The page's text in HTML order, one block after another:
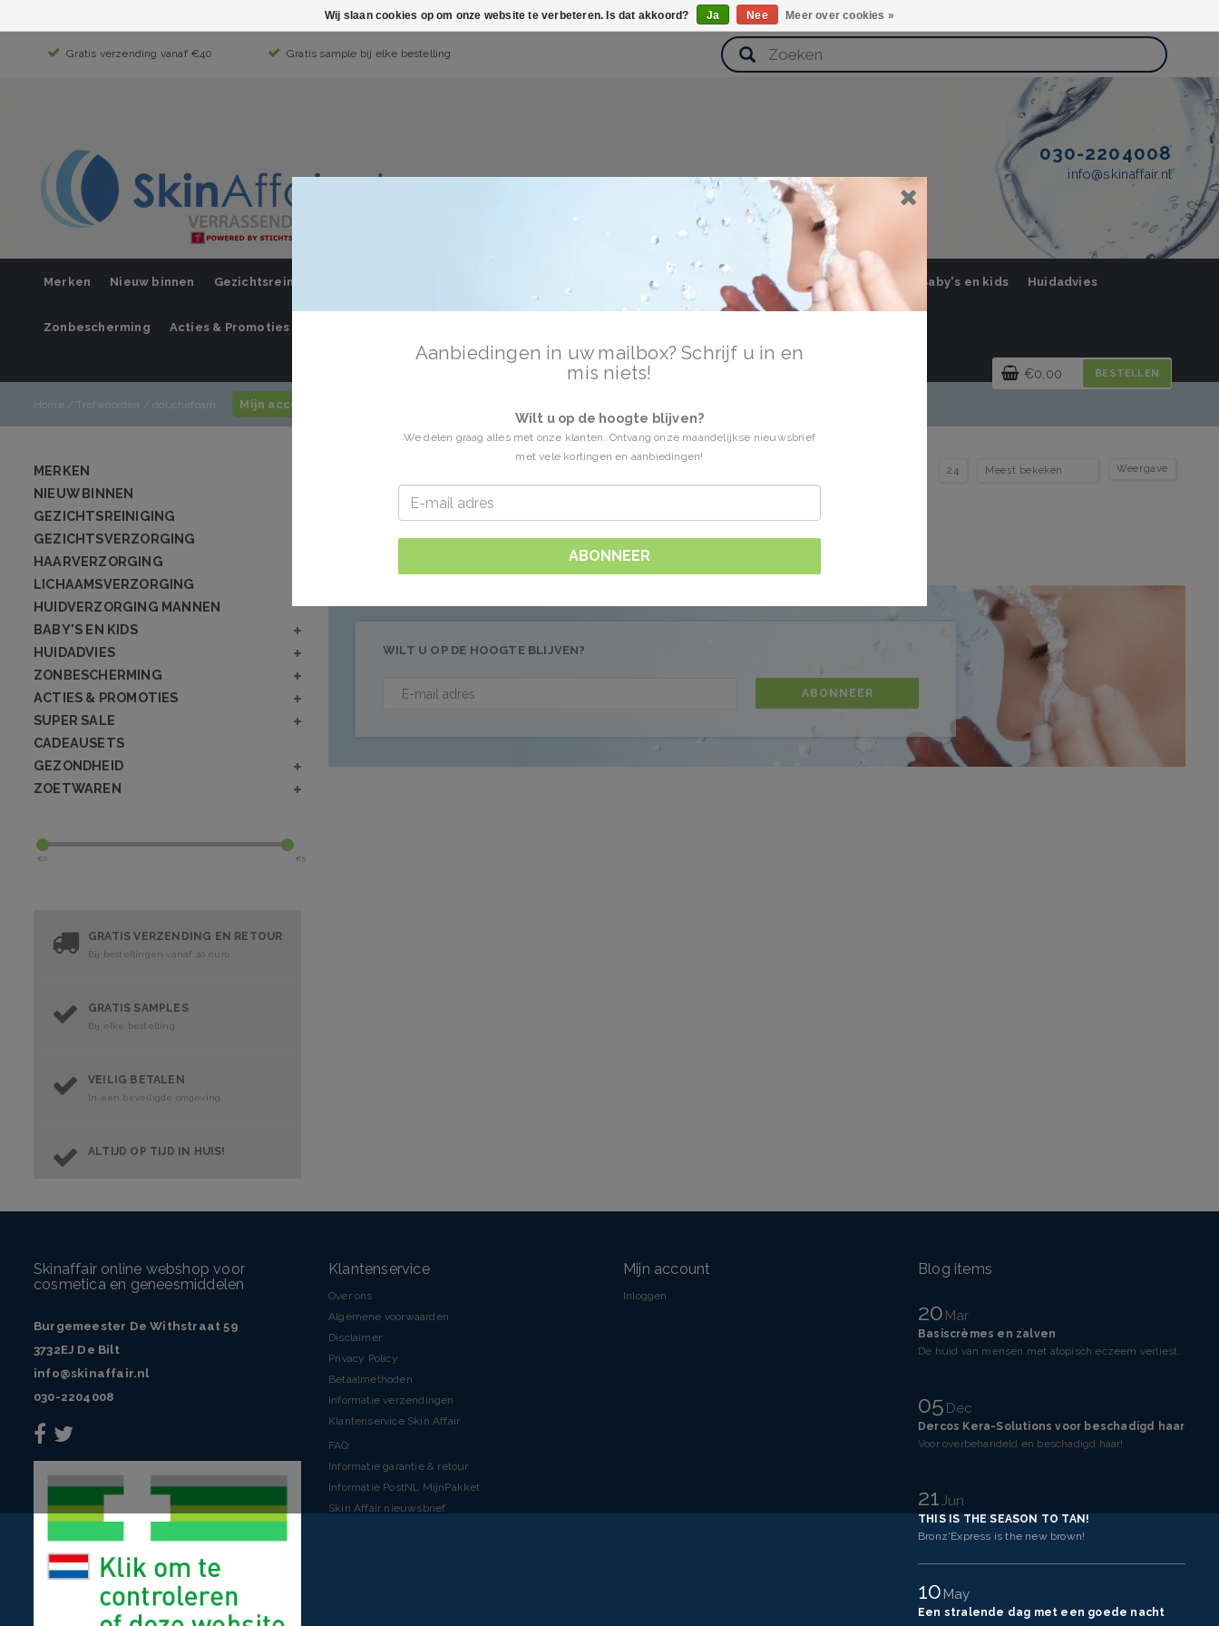
Gratis verzending vanaf €40 Gratis sample bij elke bestelling
030-2204008
info@skinaffair.nl
Merken Nieuw binnen Gezichtsreiniging Lichaamsverzorging Huidverzorging Mannen Baby's en kids Huidadvies
Zonbescherming Acties & Promoties
€0,00 BESTELLEN
Home/ Trefwoorden /douchefoam Mijn account / inloggen
MERKEN
NIEUW BINNEN
GEZICHTSREINIGING
GEZICHTSVERZORGING
HAARVERZORGING
LICHAAMSVERZORGING
HUIDVERZORGING MANNEN
BABY'S EN KIDS
HUIDADVIES
ZONBESCHERMING
ACTIES & PROMOTIES
SUPER SALE
CADEAUSETS
GEZONDHEID
ZOETWAREN
€0 €5
GRATIS VERZENDING EN RETOUR
Bij bestellingen vanaf 40 euro
GRATIS SAMPLES
Bij elke bestelling
VEILIG BETALEN
In een beveiligde omgeving
ALTIJD OP TIJD IN HUIS!
Producten getagd met douchefoam Weergave
Geen producten gevonden!...
WILT U OP DE HOOGTE BLIJVEN?
ABONNEER
Skinaffair online webshop voor
cosmetica en geneesmiddelen
Burgemeester De Withstraat 59
3732EJ De Bilt
info@skinaffair.nl
030-2204008
Klantenservice
Over ons
Algemene voorwaarden
Disclaimer
Privacy Policy
Betaalmethoden
Informatie verzendingen
Klantenservice Skin Affair
FAQ
Informatie garantie & retour
Informatie PostNL MijnPakket
Skin Affair nieuwsbrief
Mijn account
Inloggen
Blog items
20Mar
Basiscrèmes en zalven
De huid van mensen met atopisch eczeem verliest makkelijker vocht dan een gezonde huid. Dit komt doo
05Dec
Dercos Kera-Solutions voor beschadigd haar
Voor overbehandeld en beschadigd haar!
21Jun
THIS IS THE SEASON TO TAN!
Bronz'Express is the new brown!
10May
Een stralende dag met een goede nacht
Aanbiedingen in uw mailbox? Schrijf u in en
mis niets!
Wilt u op de hoogte blijven?
We delen graag alles met onze klanten. Ontvang onze maandelijkse nieuwsbrief
met vele kortingen en aanbiedingen!
ABONNEER
Wij slaan cookies op om onze website te verbeteren. Is dat akkoord? Ja Nee Meer over cookies »